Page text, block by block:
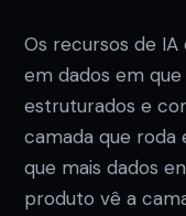
Os recursos de
em dados em
estruturados e
camada que roda
que mais dados
produto vê a